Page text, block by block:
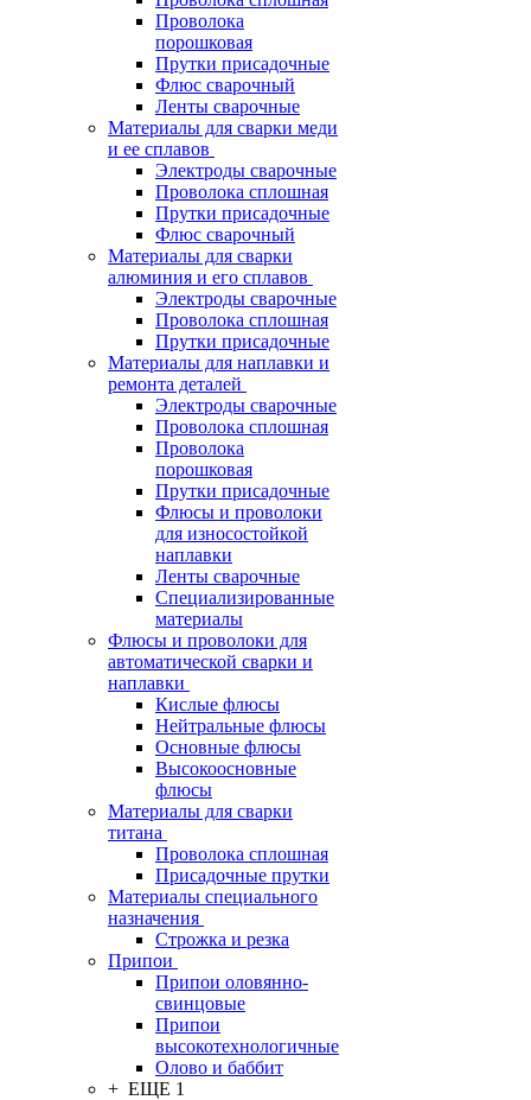
Проволока
порошковая
Прутки присадочные
Флюс сварочный
Ленты сварочные
Материалы для сварки меди
и ее сплавов
Электроды сварочные
Проволока сплошная
Прутки присадочные
Флюс сварочный
Материалы для сварки
алюминия и его сплавов
Электроды сварочные
Проволока сплошная
Прутки присадочные
Материалы для наплавки и
ремонта деталей
Электроды сварочные
Проволока сплошная
Проволока
порошковая
Прутки присадочные
Флюсы и проволоки
для износостойкой
наплавки
Ленты сварочные
Специализированные
материалы
Флюсы и проволоки для
автоматической сварки и
наплавки
Кислые флюсы
Нейтральные флюсы
Основные флюсы
Высокоосновные
флюсы
Материалы для сварки
титана
Проволока сплошная
Присадочные прутки
Материалы специального
назначения
Строжка и резка
Припои
Припои оловянно-
свинцовые
Припои
высокотехнологичные
Олово и баббит
+ ЕЩЕ 1